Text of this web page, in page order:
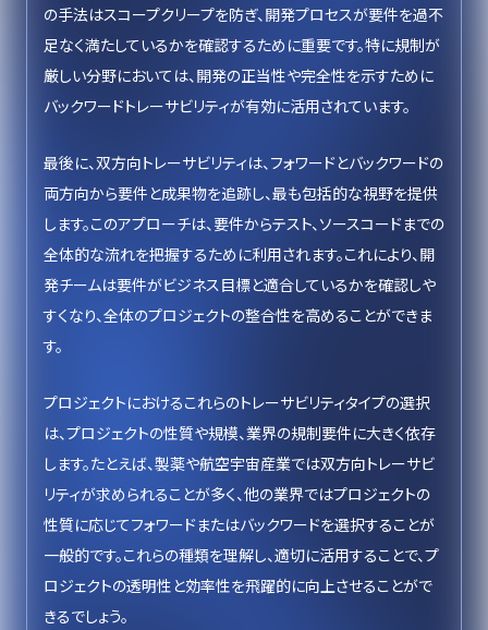
の手法はスコープクリープを防ぎ、開発プロセスが要件を過不
足なく満たしているかを確認するために重要です。特に規制が
厳しい分野においては、開発の正当性や完全性を示すために
バックワードトレーサビリティが有効に活用されています。
最後に、双方向トレーサビリティは、フォワードとバックワードの
両方向から要件と成果物を追跡し、最も包括的な視野を提供
します。このアプローチは、要件からテスト、ソースコードまでの
全体的な流れを把握するために利用されます。これにより、開
発チームは要件がビジネス目標と適合しているかを確認しや
すくなり、全体のプロジェクトの整合性を高めることができま
す。
プロジェクトにおけるこれらのトレーサビリティタイプの選択
は、プロジェクトの性質や規模、業界の規制要件に大きく依存
します。たとえば、製薬や航空宇宙産業では双方向トレーサビ
リティが求められることが多く、他の業界ではプロジェクトの
性質に応じてフォワードまたはバックワードを選択することが
一般的です。これらの種類を理解し、適切に活用することで、プ
ロジェクトの透明性と効率性を飛躍的に向上させることがで
きるでしょう。